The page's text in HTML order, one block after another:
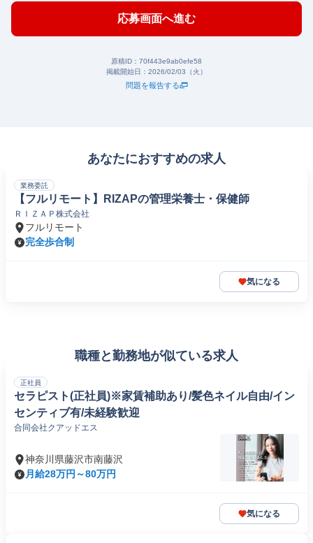
応募画面へ進む
原稿ID： 70f443e9ab0efe58
掲載開始日： 2026/02/03（火）
問題を報告する
あなたにおすすめの求人
業務委託
【フルリモート】RIZAPの管理栄養士・保健師
ＲＩＺＡＰ株式会社
フルリモート
完全歩合制
気になる
職種と勤務地が似ている求人
正社員
セラピスト(正社員)※家賃補助あり/髪色ネイル自由/イン
センティブ有/未経験歓迎
合同会社クアッドエス
神奈川県藤沢市南藤沢
月給28万円～80万円
気になる